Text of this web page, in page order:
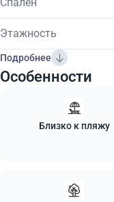
Этажность
Подробнее
Особенности
Близко к пляжу